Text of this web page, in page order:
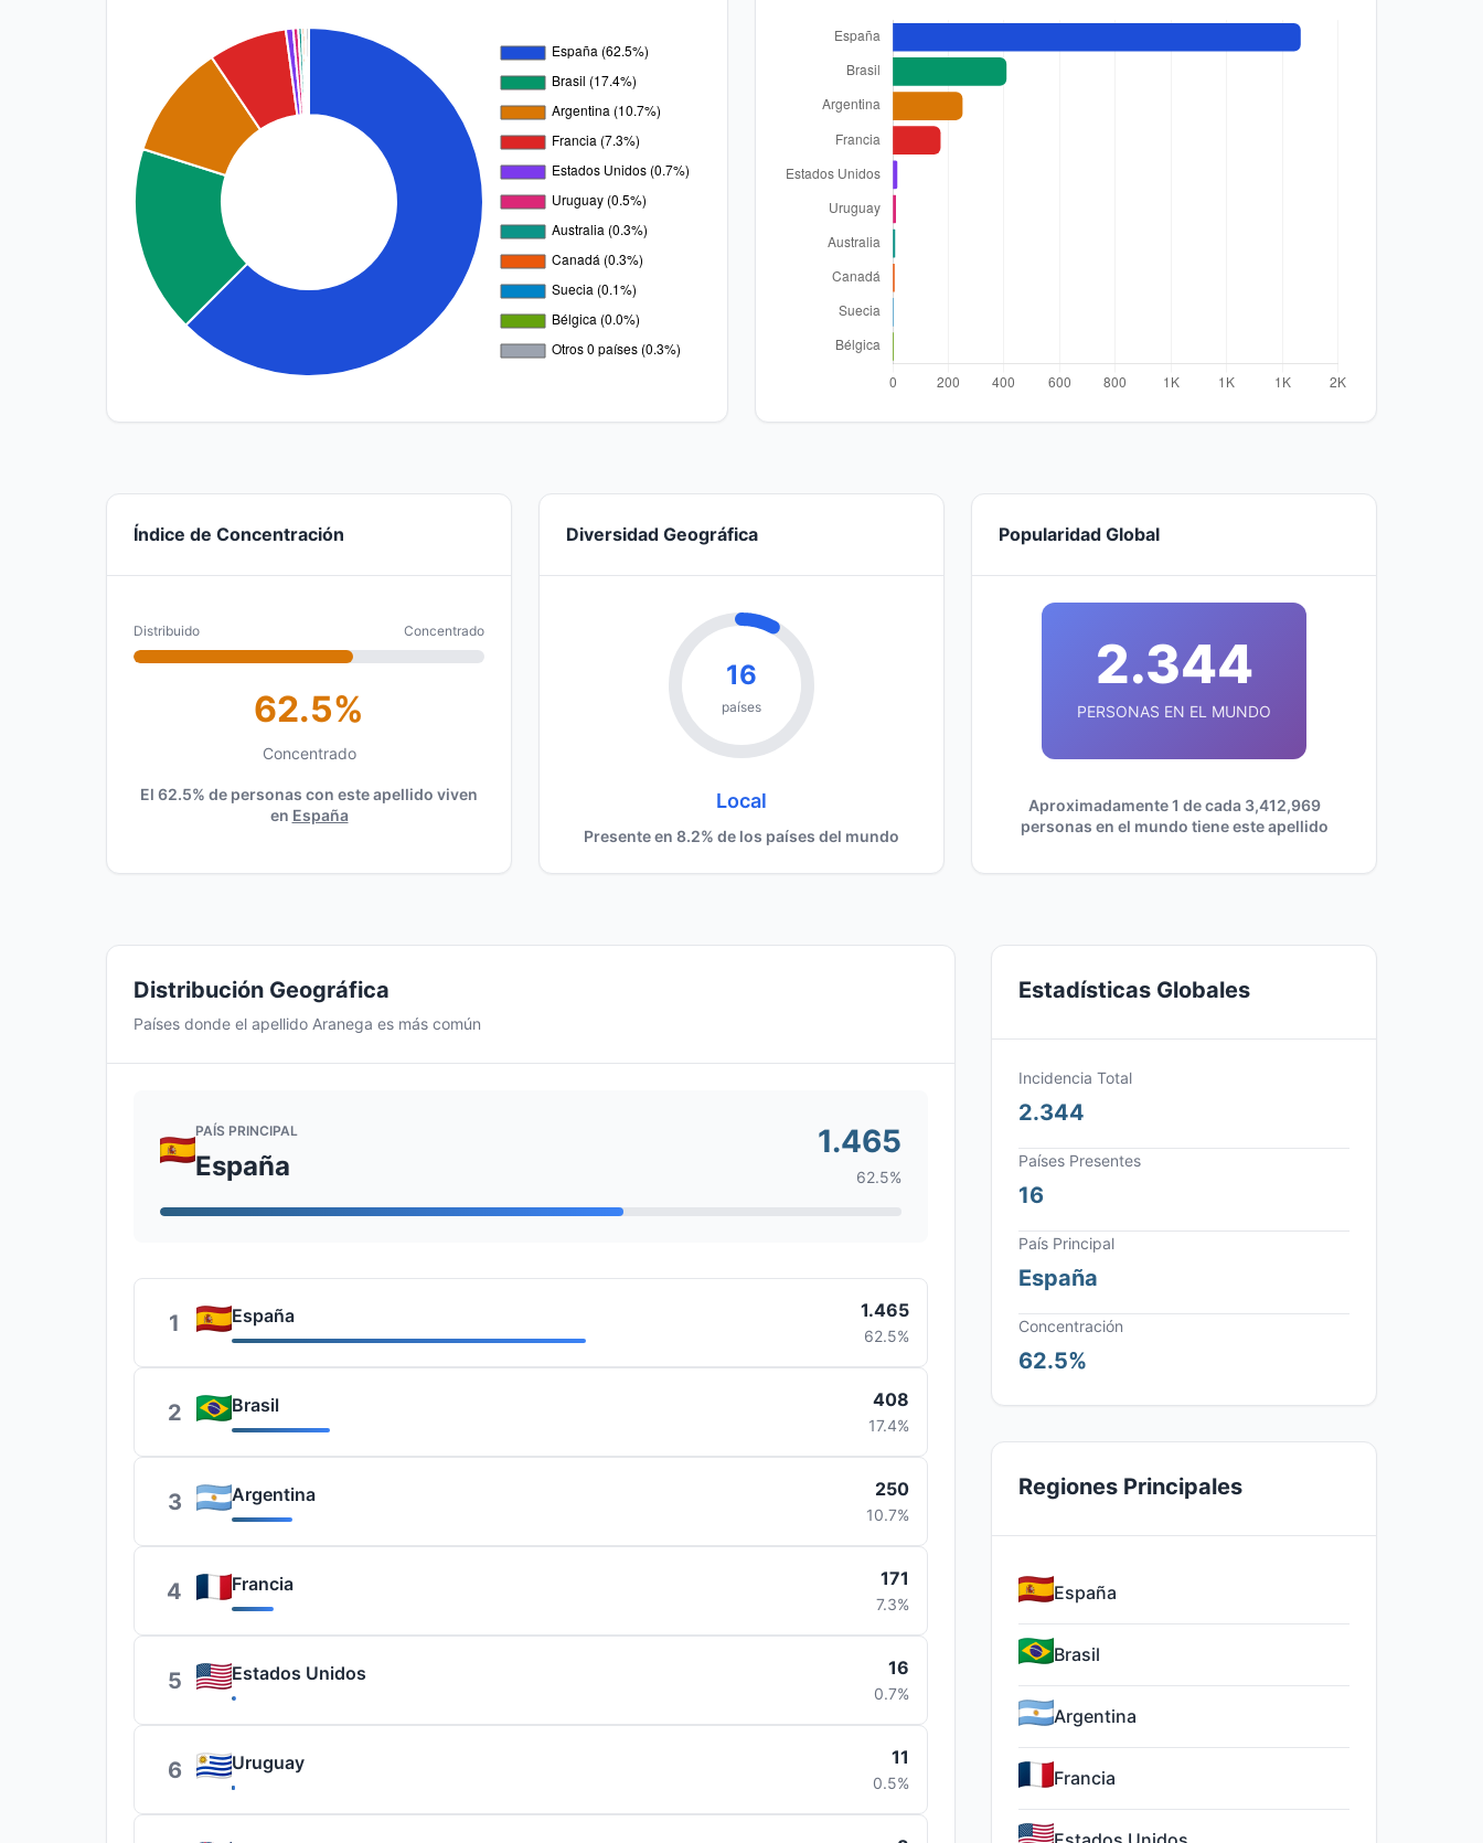
Índice de Concentración
Distribuido Concentrado
62.5%
Concentrado
El 62.5% de personas con este apellido viven
en España
Diversidad Geográfica
16
países
Local
Presente en 8.2% de los países del mundo
Popularidad Global
2.344
PERSONAS EN EL MUNDO
Aproximadamente 1 de cada 3,412,969
personas en el mundo tiene este apellido
Distribución Geográfica
Países donde el apellido Aranega es más común
PAÍS PRINCIPAL
España
1.465
62.5%
1 España 1.465
62.5%
2 Brasil 408
17.4%
3 Argentina 250
10.7%
4 Francia 171
7.3%
5 Estados Unidos 16
0.7%
6 Uruguay 11
0.5%
Estadísticas Globales
Incidencia Total
2.344
Países Presentes
16
País Principal
España
Concentración
62.5%
Regiones Principales
España
Brasil
Argentina
Francia